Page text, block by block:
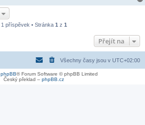
1 příspěvek • Stránka 1 z 1
Přejít na
Všechny časy jsou v UTC+02:00
phpBB® Forum Software © phpBB Limited
Český překlad – phpBB.cz